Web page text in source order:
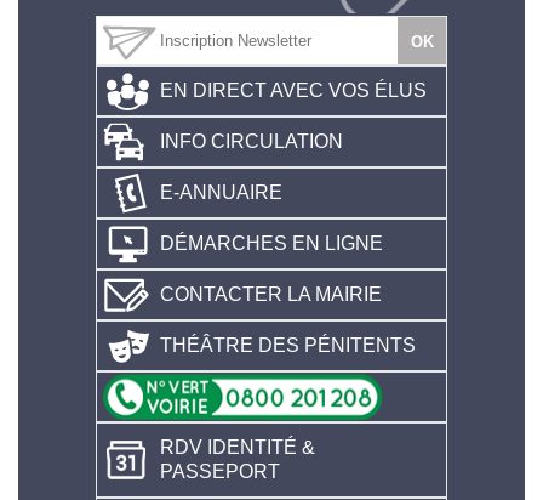
EN DIRECT AVEC VOS ÉLUS
INFO CIRCULATION
E-ANNUAIRE
DÉMARCHES EN LIGNE
CONTACTER LA MAIRIE
THÉÂTRE DES PÉNITENTS
RDV IDENTITÉ &
PASSEPORT